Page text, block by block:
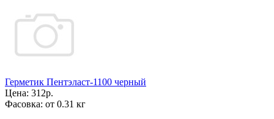
Герметик Пентэласт-1100 черный
Цена: 312р.
Фасовка: от 0.31 кг